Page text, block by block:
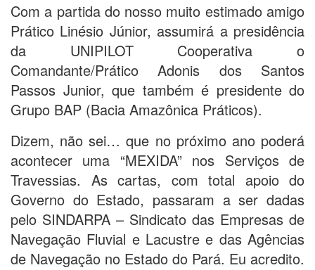
Com a partida do nosso muito estimado amigo
Prático Linésio Júnior, assumirá a presidência
da UNIPILOT Cooperativa o
Comandante/Prático Adonis dos Santos
Passos Junior, que também é presidente do
Grupo BAP (Bacia Amazônica Práticos).
Dizem, não sei… que no próximo ano poderá
acontecer uma “MEXIDA” nos Serviços de
Travessias. As cartas, com total apoio do
Governo do Estado, passaram a ser dadas
pelo SINDARPA – Sindicato das Empresas de
Navegação Fluvial e Lacustre e das Agências
de Navegação no Estado do Pará. Eu acredito.